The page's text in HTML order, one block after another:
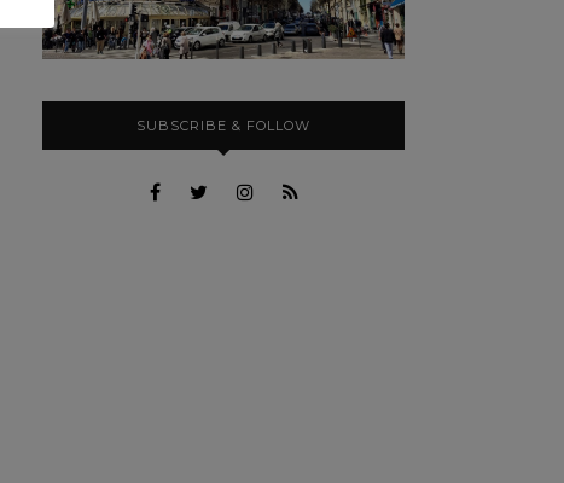
SUBSCRIBE & FOLLOW